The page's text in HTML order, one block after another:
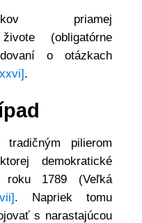
priamej
živote (obligatórne
o otázkach
.
pilierom
demokratické
1789 (Veľká
. Napriek tomu
s narastajúcou